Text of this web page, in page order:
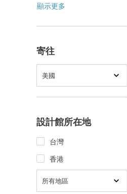
顯示更多
寄往
美國
設計館所在地
台灣
香港
所有地區